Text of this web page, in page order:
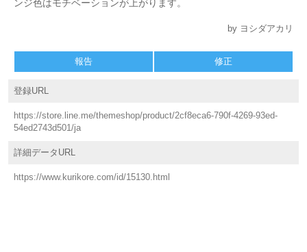
ンジ色はモチベーションが上がります。
by ヨシダアカリ
報告 修正
登録URL
https://store.line.me/themeshop/product/2cf8eca6-790f-4269-93ed-
54ed2743d501/ja
詳細データURL
https://www.kurikore.com/id/15130.html